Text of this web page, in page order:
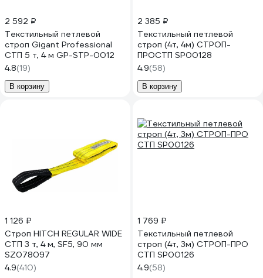
2 592 ₽
Текстильный петлевой
строп Gigant Professional
СТП 5 т, 4 м GP-STP-0012
4.8(19)
В корзину
2 385 ₽
Текстильный петлевой
строп (4т, 4м) СТРОП-
ПРОСТП SP00128
4.9(58)
В корзину
1 126 ₽
Строп HITCH REGULAR WIDE
СТП 3 т, 4 м, SF5, 90 мм
SZ078097
4.9(410)
1 769 ₽
Текстильный петлевой
строп (4т, 3м) СТРОП-ПРО
СТП SP00126
4.9(58)